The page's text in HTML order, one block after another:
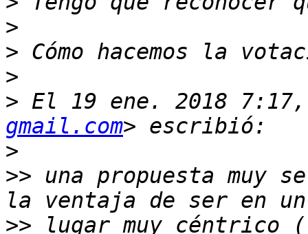
>
>
>
> El 19 ene. 2018
gmail.com
>
>> una propuesta muy
>>